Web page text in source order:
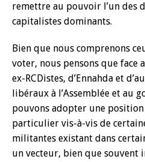
remettre au pouvoir l’un des
capitalistes dominants.
Bien que nous comprenons
voter, nous pensons que face
ex-RCDistes, d’Ennahda et
libéraux à l’Assemblée et au
pouvons adopter une
particulier vis-à-vis de
militantes existant dans
un vecteur, bien que souvent